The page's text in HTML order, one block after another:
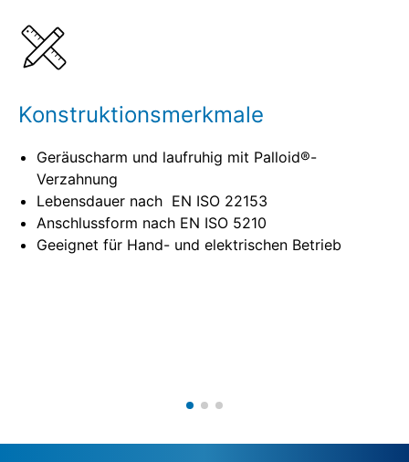
Konstruktionsmerkmale
Geräuscharm und laufruhig mit Palloid®-
Verzahnung
Lebensdauer nach EN ISO 22153
Anschlussform nach EN ISO 5210
Geeignet für Hand- und elektrischen Betrieb